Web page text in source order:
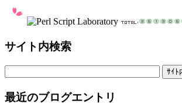
サイト内検索
最近のブログエントリ